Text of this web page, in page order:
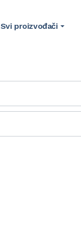
Svi proizvođači